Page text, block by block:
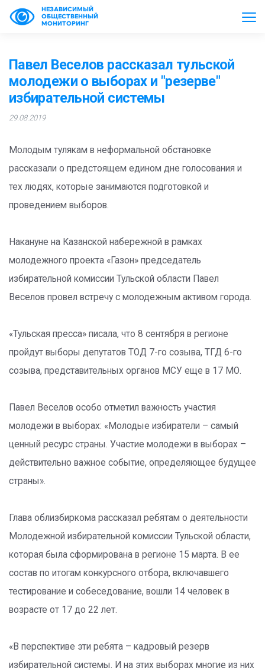
НЕЗАВИСИМЫЙ
ОБЩЕСТВЕННЫЙ
МОНИТОРИНГ
Павел Веселов рассказал тульской
молодежи о выборах и "резерве"
избирательной системы
29.08.2019
Молодым тулякам в неформальной обстановке
рассказали о предстоящем едином дне голосования и
тех людях, которые занимаются подготовкой и
проведением выборов.
Накануне на Казанской набережной в рамках
молодежного проекта «Газон» председатель
избирательной комиссии Тульской области Павел
Веселов провел встречу с молодежным активом города.
«Тульская пресса» писала, что 8 сентября в регионе
пройдут выборы депутатов ТОД 7-го созыва, ТГД 6-го
созыва, представительных органов МСУ еще в 17 МО.
Павел Веселов особо отметил важность участия
молодежи в выборах: «Молодые избиратели – самый
ценный ресурс страны. Участие молодежи в выборах –
действительно важное событие, определяющее будущее
страны».
Глава облизбиркома рассказал ребятам о деятельности
Молодежной избирательной комиссии Тульской области,
которая была сформирована в регионе 15 марта. В ее
состав по итогам конкурсного отбора, включавшего
тестирование и собеседование, вошли 14 человек в
возрасте от 17 до 22 лет.
«В перспективе эти ребята – кадровый резерв
избирательной системы. И на этих выборах многие из них